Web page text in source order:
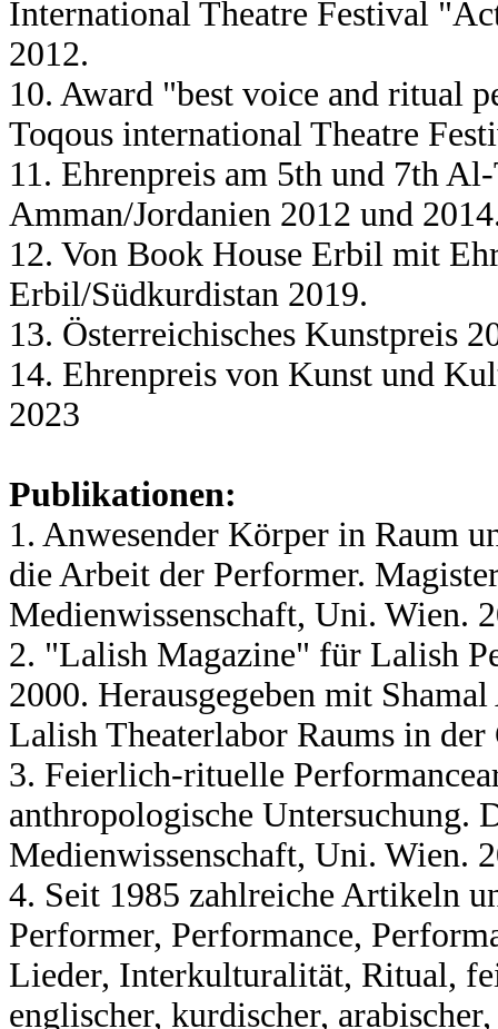
International Theatre Festival
2012.
10. Award "best voice and ritual
Toqous international Theatre
11. Ehrenpreis am 5th und 7th
Amman/Jordanien 2012 und
12. Von Book House Erbil mit
Erbil/Südkurdistan 2019.
13. Österreichisches Kunstpreis
14. Ehrenpreis von Kunst und
2023
Publikationen:
1. Anwesender Körper in Raum
die Arbeit der Performer.
Medienwissenschaft, Uni. Wien.
2. "Lalish Magazine" für Lalish
2000. Herausgegeben mit
Lalish Theaterlabor Raums in der
3. Feierlich-rituelle
anthropologische Untersuchung.
Medienwissenschaft, Uni. Wien.
4. Seit 1985 zahlreiche Artikeln
Performer, Performance,
Lieder, Interkulturalität, Ritual,
englischer, kurdischer,